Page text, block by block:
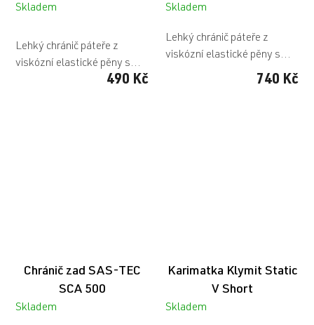
hodnocení
produktu
Skladem
490 Kč
Lehký chránič páteře z
viskózní elastické pěny s...
Skladem
740 Kč
Lehký chránič páteře z
viskózní elastické pěny s...
Chránič zad SAS-TEC
SCA 500
Skladem
Karimatka Klymit Static
V Short
Skladem